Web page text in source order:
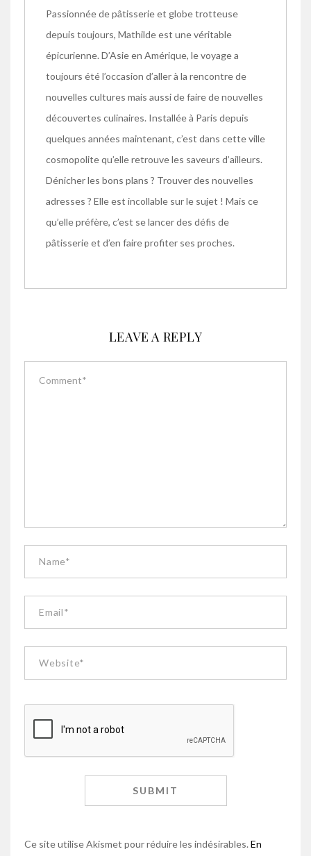
Passionnée de pâtisserie et globe trotteuse
depuis toujours, Mathilde est une véritable
épicurienne. D’Asie en Amérique, le voyage a
toujours été l’occasion d’aller à la rencontre de
nouvelles cultures mais aussi de faire de nouvelles
découvertes culinaires. Installée à Paris depuis
quelques années maintenant, c’est dans cette ville
cosmopolite qu’elle retrouve les saveurs d’ailleurs.
Dénicher les bons plans ? Trouver des nouvelles
adresses ? Elle est incollable sur le sujet ! Mais ce
qu’elle préfère, c’est se lancer des défis de
pâtisserie et d’en faire profiter ses proches.
LEAVE A REPLY
Ce site utilise Akismet pour réduire les indésirables. En